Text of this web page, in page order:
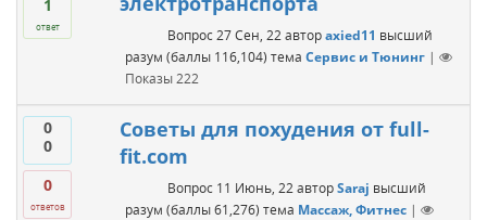
1
ответ Вопрос 27 Сен, 22 авторaxied11 высший
разум (баллы 116,104) тема Сервис и Тюнинг |
Показы222
0
0
0
ответов
Советы для похудения от full-
fit.com
Вопрос 11 Июнь, 22 авторSaraj высший
разум (баллы61,276) тема Массаж, Фитнес |